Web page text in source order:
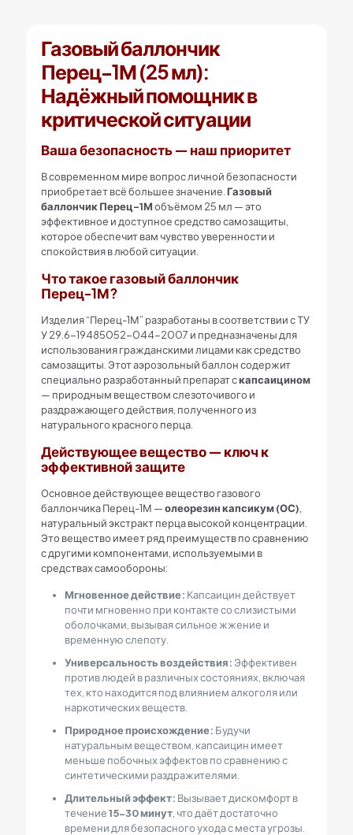
Газовый баллончик
Перец-1М (25 мл):
Надёжный помощник в
критической ситуации
Ваша безопасность — наш приоритет
В современном мире вопрос личной безопасности
приобретает всё большее значение. Газовый
баллончик Перец-1Мобъёмом 25 мл — это
эффективное и доступное средство самозащиты,
которое обеспечит вам чувство уверенности и
спокойствия в любой ситуации.
Что такое газовый баллончик
Перец-1М?
Изделия “Перец-1М” разработаны в соответствии с ТУ
У 29.6-19485052-044-2007 и предназначены для
использования гражданскими лицами как средство
самозащиты. Этот аэрозольный баллон содержит
специально разработанный препарат скапсаицином
— природным веществом слезоточивого и
раздражающего действия, полученного из
натурального красного перца.
Действующее вещество — ключ к
эффективной защите
Основное действующее вещество газового
баллончика Перец-1М —олеорезин капсикум (ОС)
натуральный экстракт перца высокой концентрации.
Это вещество имеет ряд преимуществ по сравнению
с другими компонентами, используемыми в
средствах самообороны:
Мгновенное действие: Капсаицин действует
почти мгновенно при контакте со слизистыми
оболочками, вызывая сильное жжение и
временную слепоту.
Универсальность воздействия: Эффективен
против людей в различных состояниях, включая
тех, кто находится под влиянием алкоголя или
наркотических веществ.
Природное происхождение: Будучи
натуральным веществом, капсаицин имеет
меньше побочных эффектов по сравнению с
синтетическими раздражителями.
Длительный эффект: Вызывает дискомфорт в
течение15-30 минут, что даёт достаточно
времени для безопасного ухода с места угрозы.